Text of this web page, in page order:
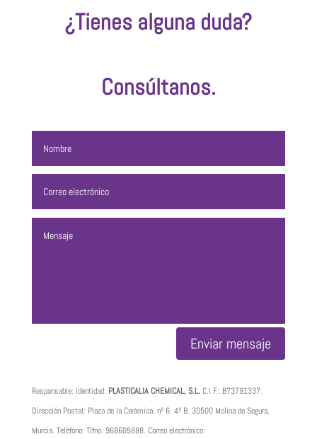
¿Tienes alguna duda?
Consúltanos.
Enviar mensaje
Responsable: Identidad: PLASTICALIA CHEMICAL, S.L.C.I.F.: B73791337.
Dirección Postal: Plaza de la Cerámica, nº 6. 4º B. 30500 Molina de Segura,
Murcia. Teléfono: Tlfno. 968605888. Correo electrónico: